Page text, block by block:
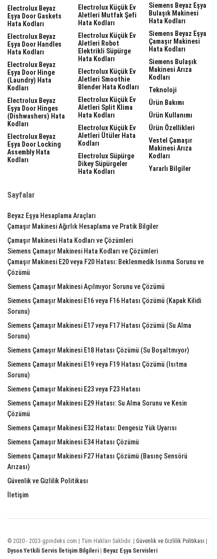
Electrolux Beyaz
Eşya Door Gaskets
Hata Kodları
Electrolux Beyaz
Eşya Door Handles
Hata Kodları
Electrolux Beyaz
Eşya Door Hinge
(laundry) Hata
Kodları
Electrolux Beyaz
Eşya Door Hinges
(dishwashers) Hata
Kodları
Electrolux Beyaz
Eşya Door Locking
Assembly Hata
Kodları
Electrolux Küçük Ev
Aletleri Mutfak Şefi
Hata Kodları
Electrolux Küçük Ev
Aletleri Robot
Elektrikli Süpürge
Hata Kodları
Electrolux Küçük Ev
Aletleri Smoothie
Blender Hata Kodları
Electrolux Küçük Ev
Aletleri Split Klima
Hata Kodları
Electrolux Küçük Ev
Aletleri Ütüler Hata
Kodları
Electrolux Süpürge
Dikey Süpürgeler
Hata Kodları
Siemens Beyaz Eşya
Bulaşık Makinesi
Hata Kodları
Siemens Beyaz Eşya
Çamaşır Makinesi
Hata Kodları
Siemens Bulaşık
Makinesi Arıza
Kodları
Teknoloji
Ürün Bakımı
Ürün Kullanımı
Ürün Özellikleri
Vestel Çamaşır
Makinesi Arıza
Kodları
Yararlı Bilgiler
Sayfalar
Beyaz Eşya Hesaplama Araçları
Çamaşır Makinesi Ağırlık Hesaplama ve Pratik Bilgiler
Çamaşır Makinesi Hata Kodları ve Çözümleri
Siemens Çamaşır Makinesi Hata Kodları ve Çözümleri
Çamaşır Makinesi E20 veya F20 Hatası: Beklenmedik Isınma Sorunu ve
Çözümü
Siemens Çamaşır Makinesi Açılmıyor Sorunu ve Çözümü
Siemens Çamaşır Makinesi E16 veya F16 Hatası Çözümü (Kapak Kilidi
Sorunu)
Siemens Çamaşır Makinesi E17 veya F17 Hatası Çözümü (Su Alma
Sorunu)
Siemens Çamaşır Makinesi E18 Hatası Çözümü (Su Boşaltmıyor)
Siemens Çamaşır Makinesi E19 veya F19 Hatası Çözümü (Isıtma
Sorunu)
Siemens Çamaşır Makinesi E23 veya F23 Hatası
Siemens Çamaşır Makinesi E29 Hatası: Su Alma Sorunu ve Kesin
Çözümü
Siemens Çamaşır Makinesi E32 Hatası: Dengesiz Yük Uyarısı
Siemens Çamaşır Makinesi E34 Hatası Çözümü
Siemens Çamaşır Makinesi F27 Hatası Çözümü (Basınç Sensörü
Arızası)
Güvenlik ve Gizlilik Politikası
İletişim
© 2020 - 2023 gpindeks.com | Tüm Hakları Saklıdır. | Güvenlik ve Gizlilik Politikası |
Dyson Yetkili Servis İletişim Bilgileri | Beyaz Eşya Servisleri